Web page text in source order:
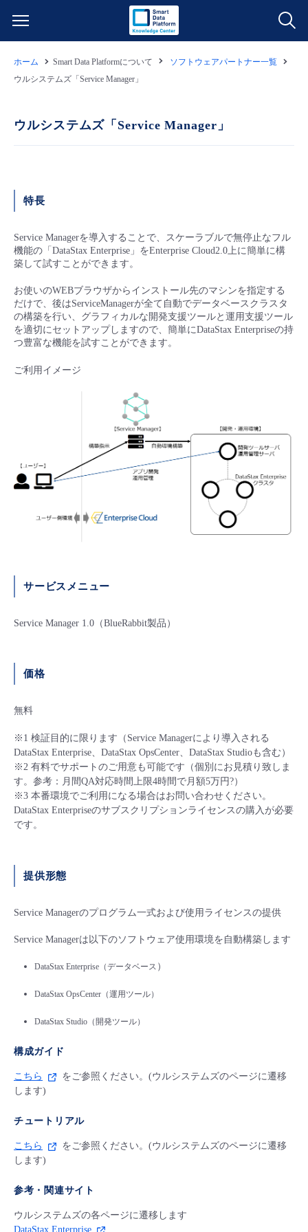
クラウド/サーバー
モニタリング/監査
サポート
管理機能
データ利活用
IoT
モニタリング/監査
サポート
すべてのメニューを見る
料金情報
クラウド/サーバー
ネットワーク
IoT
すべてのメニューを見る
- 管理機能
■ セットアップガイド
- ユーザー機能の管理
- 登録情報の管理
- Flexible Remote Access
- バックアップ
- セキュリティ・監査
- データと分析
- マルチクラウド利用
- リモートワーク
故障/メンテナンス情報
サービス稼働状況
故障/メンテナンス履歴
定期メンテナンス
パートナー
販売パートナー向けプログラム
トレーニング/操作動画
ホーム Smart Data Platformについて
ソフトウェアパートナー一覧
ウルシステムズ「Service Manager」
ウルシステムズ「Service Manager」
特長
Service Managerを導入することで、スケーラブルで無停止なフル
機能の「DataStax Enterprise」をEnterprise Cloud2.0上に簡単に構
築して試すことができます。
お使いのWEBブラウザからインストール先のマシンを指定する
だけで、後はServiceManagerが全て自動でデータベースクラスタ
の構築を行い、グラフィカルな開発支援ツールと運用支援ツール
を適切にセットアップしますので、簡単にDataStax Enterpriseの持
つ豊富な機能を試すことができます。
ご利用イメージ
サービスメニュー
Service Manager 1.0（BlueRabbit製品）
価格
無料
※1 検証目的に限ります（Service Managerにより導入される
DataStax Enterprise、DataStax OpsCenter、DataStax Studioも含む）
※2 有料でサポートのご用意も可能です（個別にお見積り致しま
す。参考：月間QA対応時間上限4時間で月額5万円?）
※3 本番環境でご利用になる場合はお問い合わせください。
DataStax Enterpriseのサブスクリプションライセンスの購入が必要
です。
提供形態
Service Managerのプログラム一式および使用ライセンスの提供
Service Managerは以下のソフトウェア使用環境を自動構築します
DataStax Enterprise（データベース ）
DataStax OpsCenter（運用ツール）
DataStax Studio（開発ツール）
構成ガイド
こちら
をご参照ください。(ウルシステムズのページに遷移
します)
チュートリアル
こちら
をご参照ください。(ウルシステムズのページに遷移
します)
参考・関連サイト
ウルシステムズの各ページに遷移します
DataStax Enterprise